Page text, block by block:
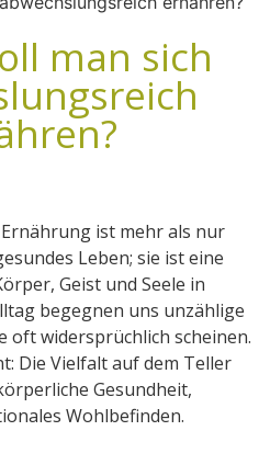
man sich
ist mehr als nur
Leben; sie ist eine
Geist und Seele in
begegnen uns unzählige
oft widersprüchlich scheinen.
Die Vielfalt auf dem Teller
Gesundheit,
Wohlbefinden.